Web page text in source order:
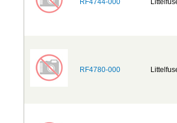
RF4744-000
RF4780-000